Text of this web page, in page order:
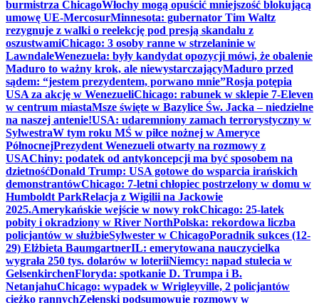
burmistrza ChicagoWłochy mogą opuścić mniejszość blokującą
umowę UE-MercosurMinnesota: gubernator Tim Waltz
rezygnuje z walki o reelekcję pod presją skandalu z
oszustwamiChicago: 3 osoby ranne w strzelaninie w
LawndaleWenezuela: były kandydat opozycji mówi, że obalenie
Maduro to ważny krok, ale niewystarczającyMaduro przed
sądem: “jestem prezydentem, porwano mnie”Rosja potępia
USA za akcję w WenezueliChicago: rabunek w sklepie 7-Eleven
w centrum miastaMsze święte w Bazylice Św. Jacka – niedzielne
na naszej antenie!USA: udaremniony zamach terrorystyczny w
SylwestraW tym roku MŚ w piłce nożnej w Ameryce
PółnocnejPrezydent Wenezueli otwarty na rozmowy z
USAChiny: podatek od antykoncepcji ma być sposobem na
dzietnośćDonald Trump: USA gotowe do wsparcia irańskich
demonstrantówChicago: 7-letni chłopiec postrzelony w domu w
Humboldt ParkRelacja z Wigilii na Jackowie
2025.Amerykańskie wejście w nowy rokChicago: 25-latek
pobity i okradziony w River NorthPolska: rekordowa liczba
policjantów w służbieSylwester w ChicagoPoradnik sukces (12-
29) Elżbieta BaumgartnerIL: emerytowana nauczycielka
wygrała 250 tys. dolarów w loteriiNiemcy: napad stulecia w
GelsenkirchenFloryda: spotkanie D. Trumpa i B.
NetanjahuChicago: wypadek w Wrigleyville, 2 policjantów
ciężko rannychZełenski podsumowuje rozmowy w